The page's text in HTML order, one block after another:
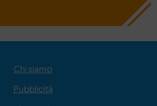
Chi siamo
Pubblicità